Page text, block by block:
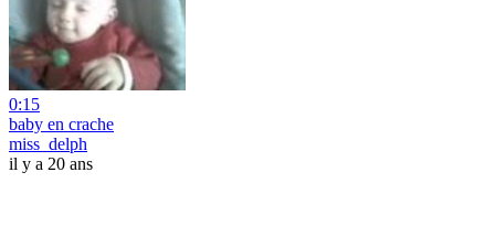
0:15
baby en crache
miss_delph
il y a 20 ans